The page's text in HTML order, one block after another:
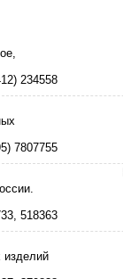
234558
7807755
518363
изделий